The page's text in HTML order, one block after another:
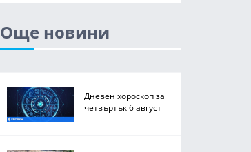
Още новини
Дневен хороскоп за
четвъртък 6 август